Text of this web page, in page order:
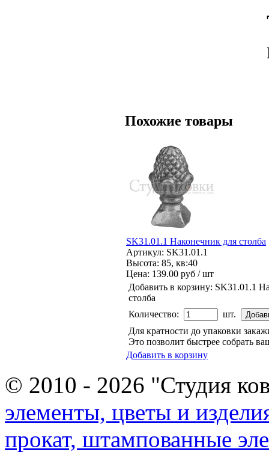
Похожие товары
SK31.01.1 Наконечник для столба
Артикул: SK31.01.1
Высота: 85, кв:40
Цена: 139.00 руб / шт
Добавить в корзину: SK31.01.1
столба
Количество:
шт.
Для кратности до упаковки
Это позволит быстрее собрать
Добавить в корзину
© 2010 - 2026 "Студия
элементы, цветы и
прокат, штампованные